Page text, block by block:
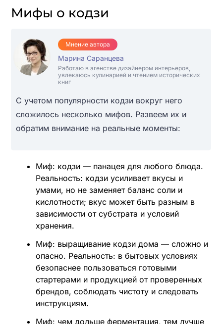
Мифы о кодзи
Мнение автора
Марина Саранцева
Работаю в агенстве дизайнером интерьеров,
увлекаюсь кулинарией и чтением исторических
книг
С учетом популярности кодзи вокруг него
сложилось несколько мифов. Развеем их и
обратим внимание на реальные моменты:
Миф: кодзи — панацея для любого блюда.
Реальность: кодзи усиливает вкусы и
умами, но не заменяет баланс соли и
кислотности; вкус может быть разным в
зависимости от субстрата и условий
хранения.
Миф: выращивание кодзи дома — сложно и
опасно. Реальность: в бытовых условиях
безопаснее пользоваться готовыми
стартерами и продукцией от проверенных
брендов, соблюдать чистоту и следовать
инструкциям.
Миф: чем дольше ферментация, тем лучше